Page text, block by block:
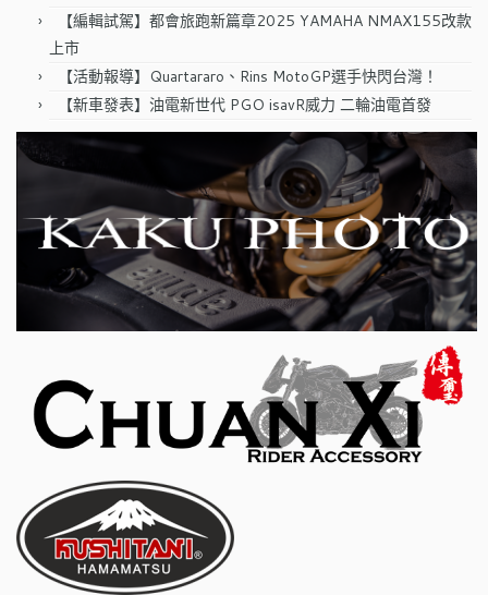
【編輯試駕】都會旅跑新篇章2025 YAMAHA NMAX155改款
上市
【活動報導】Quartararo、Rins MotoGP選手快閃台灣！
【新車發表】油電新世代 PGO isavR威力 二輪油電首發